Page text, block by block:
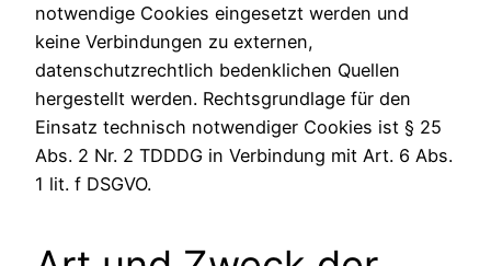
notwendige Cookies eingesetzt werden und
keine Verbindungen zu externen,
datenschutzrechtlich bedenklichen Quellen
hergestellt werden. Rechtsgrundlage für den
Einsatz technisch notwendiger Cookies ist § 25
Abs. 2 Nr. 2 TDDDG in Verbindung mit Art. 6 Abs.
1 lit. f DSGVO.